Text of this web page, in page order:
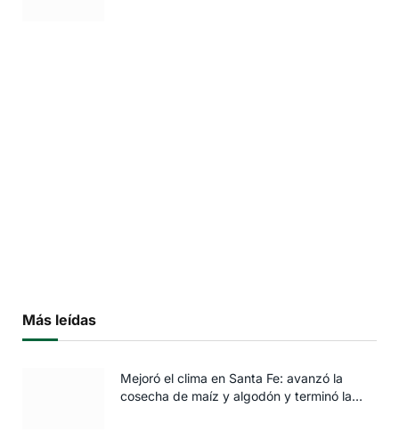
Más leídas
Mejoró el clima en Santa Fe: avanzó la
cosecha de maíz y algodón y terminó la